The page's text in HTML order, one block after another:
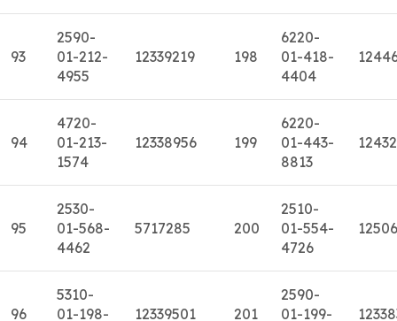
93
2590-
01-212-
4955
12339219 198
6220-
01-418-
4404
94
4720-
01-213-
1574
12338956 199
6220-
01-443-
8813
95
2530-
01-568-
4462
5717285 200
2510-
01-554-
4726
96
5310-
01-198-
12339501 201
2590-
01-199-